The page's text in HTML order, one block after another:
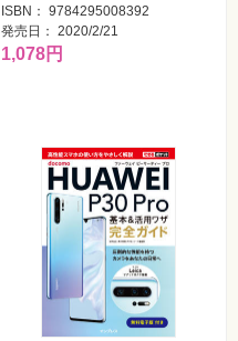
ISBN： 9784295008392
発売日： 2020/2/21
1,078円